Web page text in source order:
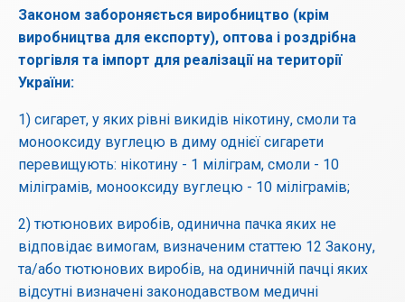
Законом забороняється виробництво (крім
виробництва для експорту), оптова і роздрібна
торгівля та імпорт для реалізації на території
України:
1) сигарет, у яких рівні викидів нікотину, смоли та
монооксиду вуглецю в диму однієї сигарети
перевищують: нікотину - 1 міліграм, смоли - 10
міліграмів, монооксиду вуглецю - 10 міліграмів;
2) тютюнових виробів, одинична пачка яких не
відповідає вимогам, визначеним статтею 12 Закону,
та/або тютюнових виробів, на одиничній пачці яких
відсутні визначені законодавством медичні